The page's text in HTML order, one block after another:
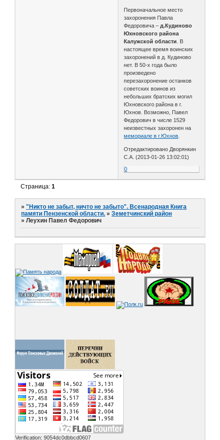
Первоначальное место
захоронения Павла
Федоровича – д.Кудиново
Юхновского района
Калужской области . В
настоящее время воинских
захоронений в д. Кудиново
нет. В 50-х года было
произведено
перезахоронение останков
советских воинов из
небольших братских могил
Юхновского района в г.
Юхнов. Возможно, Павел
Федорович в числе 1529
неизвестных захоронен на
мемориале в г.Юхнов
Отредактировано Дворянкин
С.А. (2013-01-26 13:02:01)
0
Страница:1
»"Никто не забыт, ничто не забыто". Всенародная Книга
памяти Пензенской области. »Земетчинский район
»Леухин Павел Федорович
Verification: 9054dc0dbbcd0607